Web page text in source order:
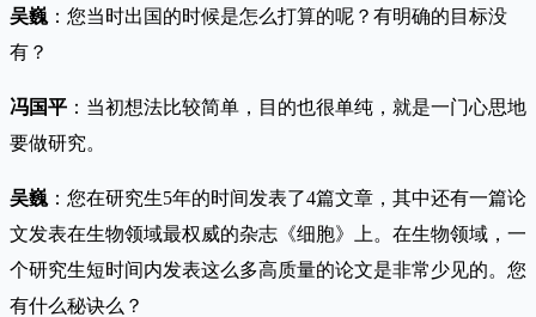
吴巍 ：您当时出国的时候是怎么打算的呢？有明确的目标没
有？
冯国平 ：当初想法比较简单，目的也很单纯，就是一门心思地
要做研究。
吴巍 ：您在研究生5年的时间发表了4篇文章，其中还有一篇论
文发表在生物领域最权威的杂志《细胞》上。在生物领域，一
个研究生短时间内发表这么多高质量的论文是非常少见的。您
有什么秘诀么？